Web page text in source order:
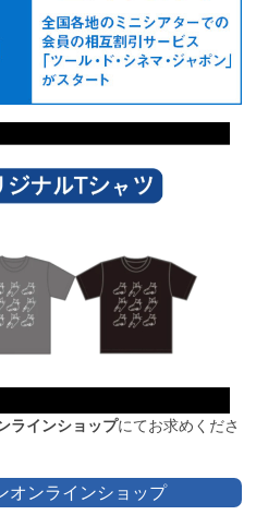
ラインショップにてお求めくださ
オンラインショップ